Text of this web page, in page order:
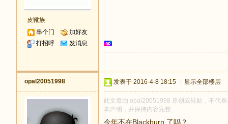
皮靴族
串个门
加好友
打招呼
发消息
opal20051998 发表于 2016-4-8 18:15 显示全部楼层
此文章由 opal20051998 原创或转贴，不代
本声明，并保持内容完整
今年不在Blackburn 了吗？